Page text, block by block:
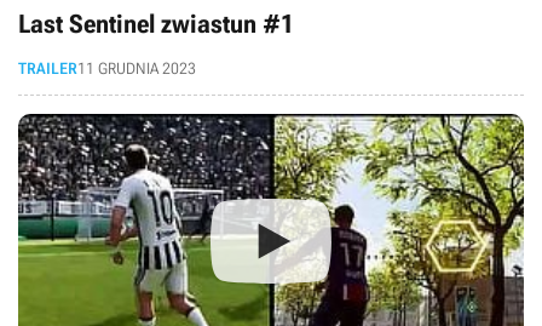
Last Sentinel zwiastun #1
TRAILER11 GRUDNIA 2023